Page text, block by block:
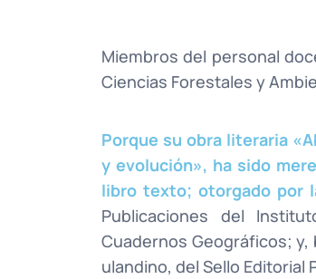
Miembros del personal
Ciencias Forestales y
Porque su obra literaria
y evolución», ha sido
libro texto; otorgado por
Publicaciones del
Cuadernos Geográficos; y,
ulandino, del Sello